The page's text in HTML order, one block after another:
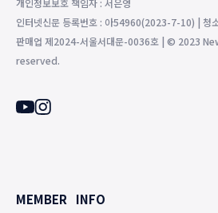
개인정보보호 책임자 : 서은영
인터넷신문 등록번호 : 아54960(2023-7-10) | 청
판매업 제2024-서울서대문-0036호 | © 2023
reserved.
MEMBER INFO